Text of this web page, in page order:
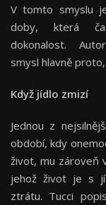
V tomto smyslu
doby, která
dokonalost.
smysl hlavně
Když jídlo zmizí
Jednou z
období, kdy
život, mu zároveň
jehož život je s
ztrátu. Tucci